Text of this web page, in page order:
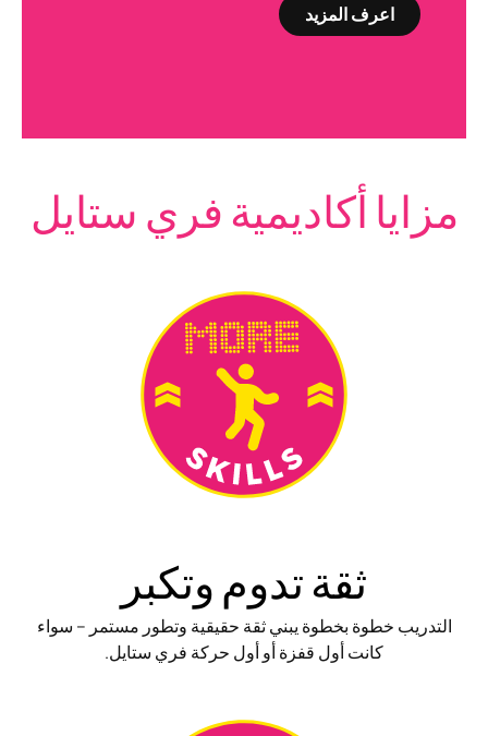
اعرف المزيد
مزايا أكاديمية فري ستايل
ثقة تدوم وتكبر
التدريب خطوة بخطوة يبني ثقة حقيقية وتطور مستمر – سواء
كانت أول قفزة أو أول حركة فري ستايل.